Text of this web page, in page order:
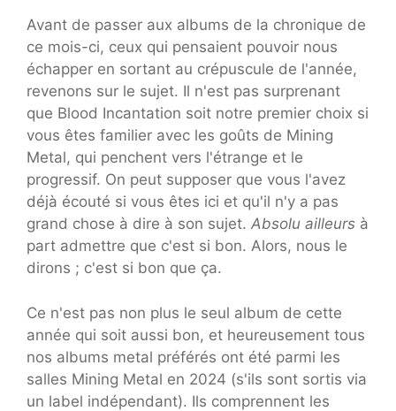
Avant de passer aux albums de la chronique de
ce mois-ci, ceux qui pensaient pouvoir nous
échapper en sortant au crépuscule de l'année,
revenons sur le sujet. Il n'est pas surprenant
que Blood Incantation soit notre premier choix si
vous êtes familier avec les goûts de Mining
Metal, qui penchent vers l'étrange et le
progressif. On peut supposer que vous l'avez
déjà écouté si vous êtes ici et qu'il n'y a pas
grand chose à dire à son sujet. Absolu ailleurs à
part admettre que c'est si bon. Alors, nous le
dirons ; c'est si bon que ça.
Ce n'est pas non plus le seul album de cette
année qui soit aussi bon, et heureusement tous
nos albums metal préférés ont été parmi les
salles Mining Metal en 2024 (s'ils sont sortis via
un label indépendant). Ils comprennent les